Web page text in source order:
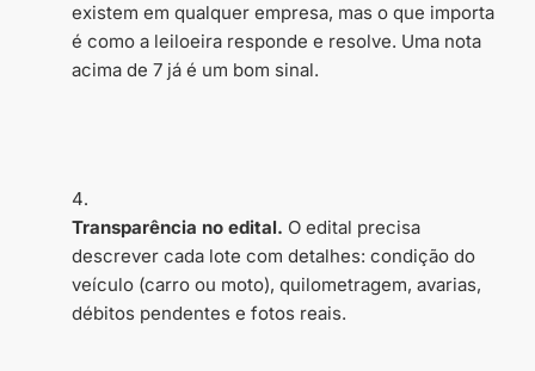
existem em qualquer empresa, mas o que importa
é como a leiloeira responde e resolve. Uma nota
acima de 7 já é um bom sinal.
Transparência no edital. O edital precisa
descrever cada lote com detalhes: condição do
veículo (carro ou moto), quilometragem, avarias,
débitos pendentes e fotos reais.